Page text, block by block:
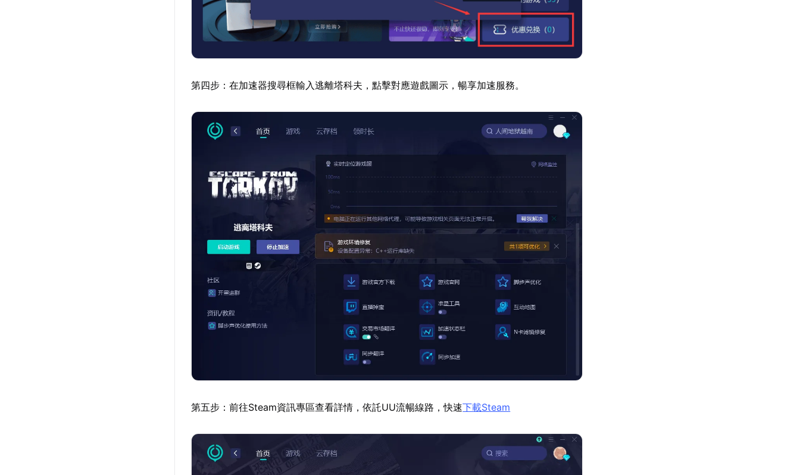
第四步：在加速器搜尋框輸入逃離塔科夫，點擊對應遊戲圖示，暢享加速服務。
第五步：前往Steam資訊專區查看詳情，依託UU流暢線路，快速下載Steam